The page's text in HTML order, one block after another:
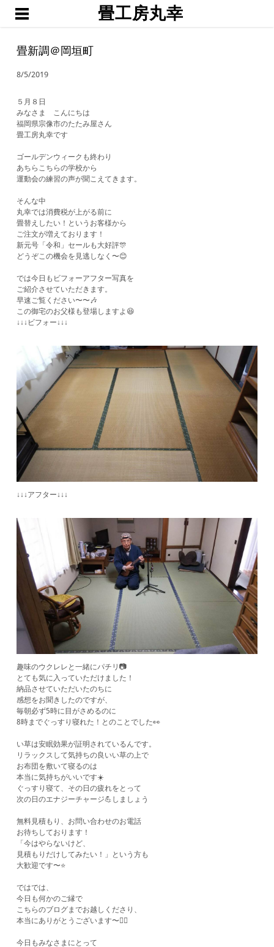
畳工房丸幸
ホーム
たたみ
琉球畳・置き畳
襖・網戸・障子
ブログ
畳新調＠岡垣町
8/5/2019
５月８日
みなさま こんにちは
福岡県宗像市のたたみ屋さん
畳工房丸幸です
ゴールデンウィークも終わり
あちらこちらの学校から
運動会の練習の声が聞こえてきます。
そんな中
丸幸では消費税が上がる前に
畳替えしたい！というお客様から
ご注文が増えております！
新元号「令和」セールも大好評🎊
どうぞこの機会を見逃しなく〜😊
では今日もビフォーアフター写真を
ご紹介させていただきます。
早速ご覧ください〜〜🎶
​この御宅のお父様も登場しますよ😆
↓↓↓ビフォー↓↓↓
↓↓↓アフター↓↓↓
趣味のウクレレと一緒にパチリ📷
とても気に入っていただけました！
納品させていただいたのちに
感想をお聞きしたのですが、
毎朝必ず5時に目がさめるのに
8時までぐっすり寝れた！とのことでした👀
い草は安眠効果が証明されているんです。
リラックスして気持ちの良いい草の上で
お布団を敷いて寝るのは
本当に気持ちがいいです☀️
ぐっすり寝て、その日の疲れをとって
次の日のエナジーチャージ💪しましょう
無料見積もり、お問い合わせのお電話
お待ちしております！
「今はやらないけど、
見積もりだけしてみたい！」という方も
大歓迎です〜⭐️
ではでは、
今日も何かのご縁で
こちらのブログまでお越しくださり、
本当にありがとうございます〜🙇‍♀️
今日もみなさまにとって